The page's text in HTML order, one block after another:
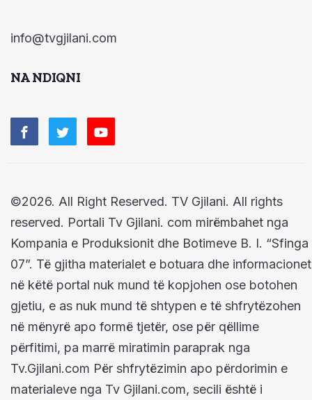
info@tvgjilani.com
NA NDIQNI
©2026. All Right Reserved. TV Gjilani. All rights
reserved. Portali Tv Gjilani. com mirëmbahet nga
Kompania e Produksionit dhe Botimeve B. I. “Sfinga
07”. Të gjitha materialet e botuara dhe informacionet
në këtë portal nuk mund të kopjohen ose botohen
gjetiu, e as nuk mund të shtypen e të shfrytëzohen
në mënyrë apo formë tjetër, ose për qëllime
përfitimi, pa marrë miratimin paraprak nga
Tv.Gjilani.com Për shfrytëzimin apo përdorimin e
materialeve nga Tv Gjilani.com, secili është i